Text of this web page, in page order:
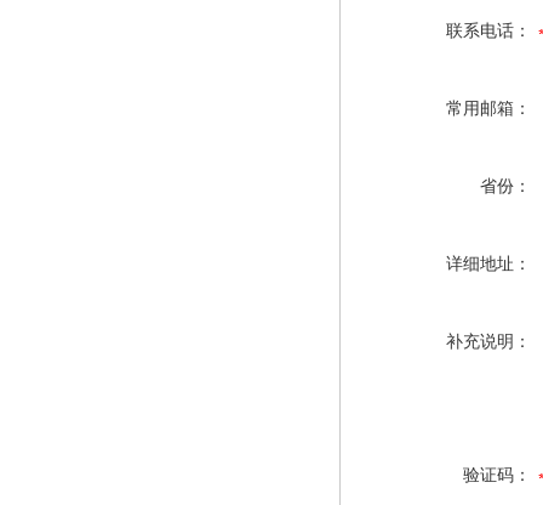
联系电话：
常用邮箱：
省份：
详细地址：
补充说明：
验证码：